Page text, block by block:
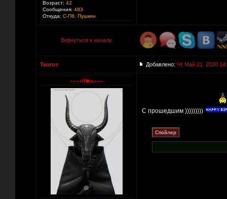
Возраст: 42
Сообщения: 483
Откуда: С-Пб, Пушкин
Вернуться к началу
Taurus Добавлено: Чт Май 21, 2020
С прошедшим )))))))))